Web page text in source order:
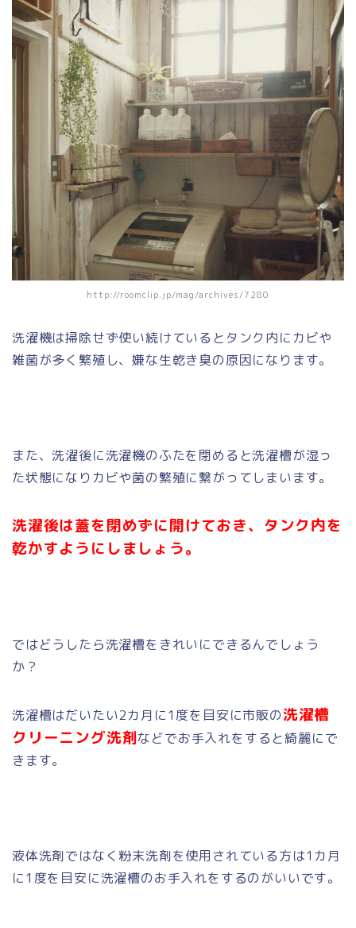
http://roomclip.jp/mag/archives/7280
洗濯機は掃除せず使い続けているとタンク内にカビや
雑菌が多く繁殖し、嫌な生乾き臭の原因になります。
また、洗濯後に洗濯機のふたを閉めると洗濯槽が湿っ
た状態になりカビや菌の繁殖に繋がってしまいます。
洗濯後は蓋を閉めずに開けておき、タンク内を
乾かすようにしましょう。
ではどうしたら洗濯槽をきれいにできるんでしょう
か？
洗濯槽はだいたい2カ月に1度を目安に市販の洗濯槽
クリーニング洗剤などでお手入れをすると綺麗にで
きます。
液体洗剤ではなく粉末洗剤を使用されている方は1カ月
に1度を目安に洗濯槽のお手入れをするのがいいです。